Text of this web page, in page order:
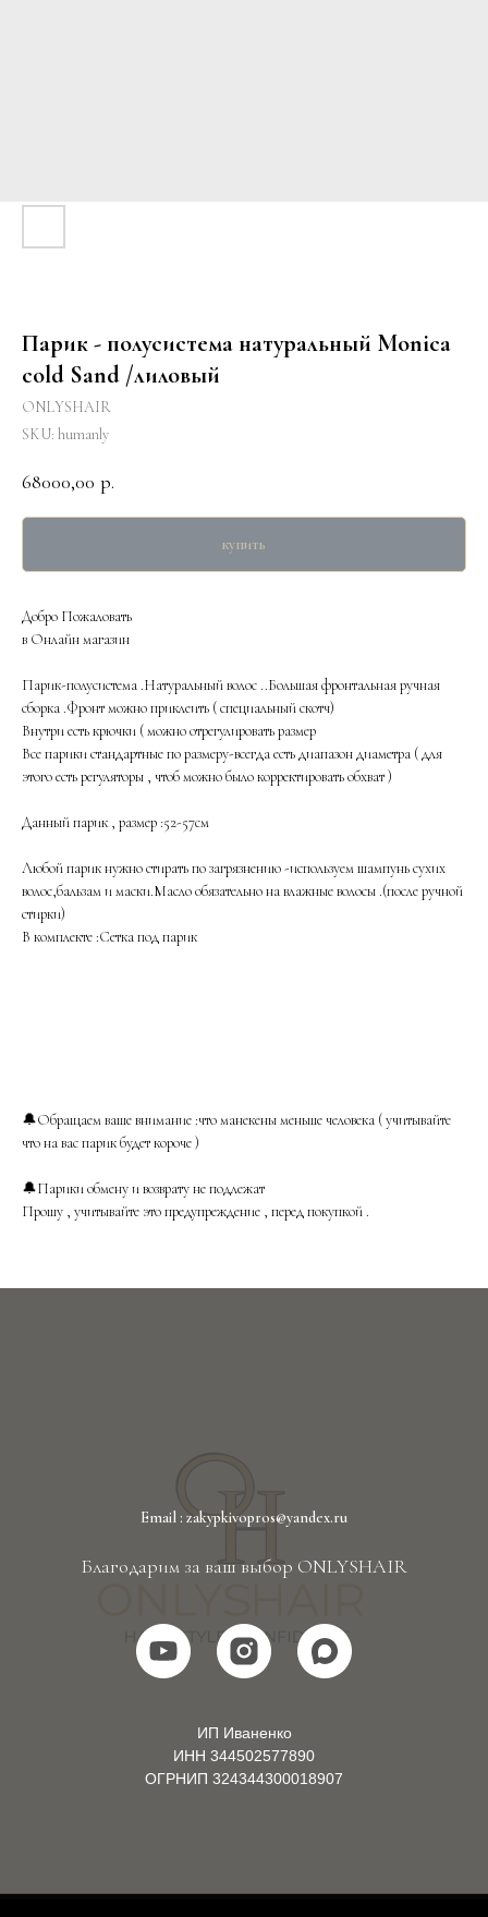
Парик - полусистема натуральный Monica
cold Sand /лиловый
ONLYSHAIR
SKU: humanly
68000,00 р.
купить
Добро Пожаловать
в Онлайн магазин
Парик-полусистема .Натуральный волос ..Большая фронтальная ручная
сборка .Фронт можно приклеить ( специальный скотч)
Внутри есть крючки ( можно отрегулировать размер
Все парики стандартные по размеру-всегда есть диапазон диаметра ( для
этого есть регуляторы , чтоб можно было корректировать обхват )
Данный парик , размер :52-57см
Любой парик нужно стирать по загрязнению -используем шампунь сухих
волос,бальзам и маски.Масло обязательно на влажные волосы .(после ручной
стирки)
В комплекте :Сетка под парик
🔔Обращаем ваше внимание :что манекены меньше человека ( учитывайте
что на вас парик будет короче )
🔔Парики обмену и возврату не подлежат
Прошу , учитывайте это предупреждение , перед покупкой .
Email : zakypkivopros@yandex.ru
Благодарим за ваш выбор ONLYSHAIR
ИП Иваненко
ИНН 344502577890
ОГРНИП 324344300018907